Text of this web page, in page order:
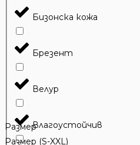
Бизонска кожа
Брезент
Велур
Влагоустойчив
Размер
Размер (S-XXL)